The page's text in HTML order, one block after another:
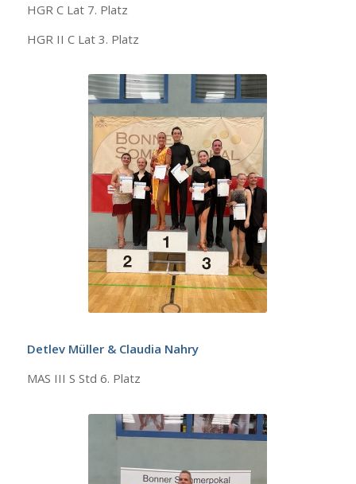
HGR C Lat 7. Platz
HGR II C Lat 3. Platz
Detlev Müller & Claudia Nahry
MAS III S Std 6. Platz